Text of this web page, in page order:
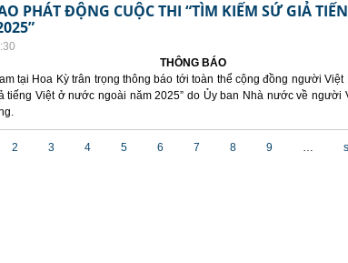
PHÁT ĐỘNG CUỘC THI “TÌM KIẾM SỨ GIẢ
THÔNG BÁO
tại Hoa Kỳ trân trọng thông báo tới toàn thể cộng đồng người Việt
tiếng Việt ở nước ngoài năm 2025” do Ủy ban Nhà nước về người
2 3 4 5 6 7 8 9 …